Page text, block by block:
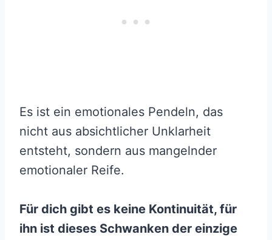
Es ist ein emotionales Pendeln, das
nicht aus absichtlicher Unklarheit
entsteht, sondern aus mangelnder
emotionaler Reife.
Für dich gibt es keine Kontinuität, für
ihn ist dieses Schwanken der einzige